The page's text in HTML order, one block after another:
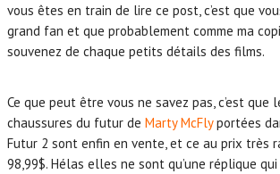
vous êtes en train de lire ce post, c’est que
grand fan et que probablement comme ma
souvenez de chaque petits détails des films.
Ce que peut être vous ne savez pas, c’est que
chaussures du futur de Marty McFlyportées
Futur 2 sont enfin en vente, et ce au prix très
98,99$. Hélas elles ne sont qu’une réplique